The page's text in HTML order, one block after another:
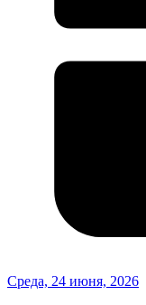
Среда, 24 июня, 2026